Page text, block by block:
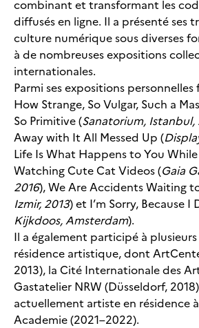
combinant et transformant les
diffusés en ligne. Il a présenté ses
culture numérique sous diverses
à de nombreuses expositions
internationales.
Parmi ses expositions
How Strange, So Vulgar, Such a
So Primitive (Sanatorium, Istanbul,
Away with It All Messed Up (
Life Is What Happens to You
Watching Cute Cat Videos (Gaia
2016), We Are Accidents Waiting
Izmir, 2013) et I’m Sorry, Because I
Kijkdoos, Amsterdam).
Il a également participé à
résidence artistique, dont
2013), la Cité Internationale des
Gastatelier NRW (Düsseldorf,
actuellement artiste en résidence à
Academie (2021–2022).